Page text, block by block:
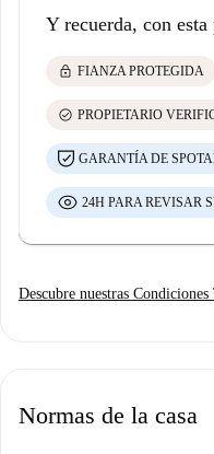
Y recuerda, con
lock FIANZA PROTEGIDA
check_circle PROPIETARIO
GARANTÍA DE
24H PARA REVISAR
Descubre nuestras
Normas de la casa